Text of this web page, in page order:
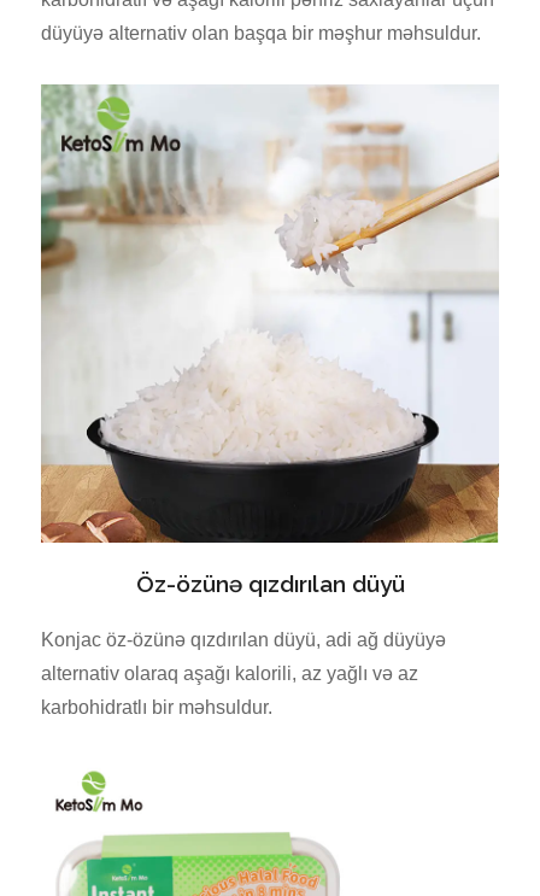
düyüyə alternativ olan başqa bir məşhur məhsuldur.
Öz-özünə qızdırılan düyü
Konjac öz-özünə qızdırılan düyü, adi ağ düyüyə
alternativ olaraq aşağı kalorili, az yağlı və az
karbohidratlı bir məhsuldur.